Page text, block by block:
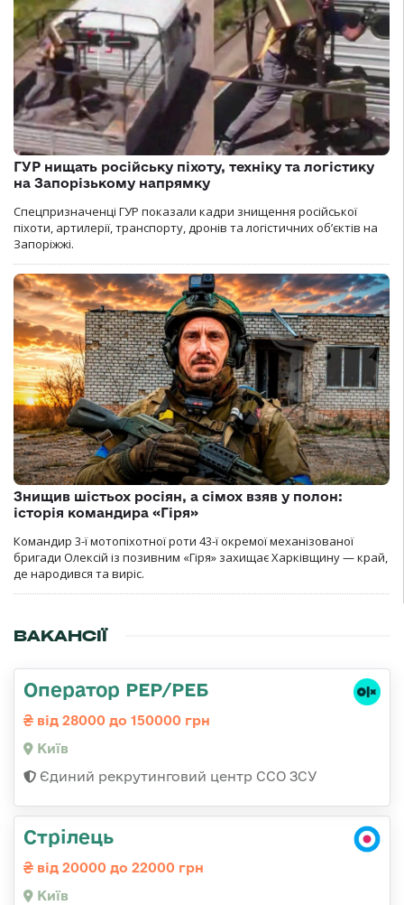
ГУР нищать російську піхоту, техніку та логістику
на Запорізькому напрямку
Спецпризначенці ГУР показали кадри знищення російської
піхоти, артилерії, транспорту, дронів та логістичних об’єктів на
Запоріжжі.
Знищив шістьох росіян, а сімох взяв у полон:
історія командира «Гіря»
Командир 3-ї мотопіхотної роти 43-ї окремої механізованої
бригади Олексій із позивним «Гіря» захищає Харківщину — край,
де народився та виріс.
ВАКАНСІЇ
Оператор РЕР/РЕБ
від 28000 до 150000 грн
Київ
Єдиний рекрутинговий центр ССО ЗСУ
Стрілець
від 20000 до 22000 грн
Київ